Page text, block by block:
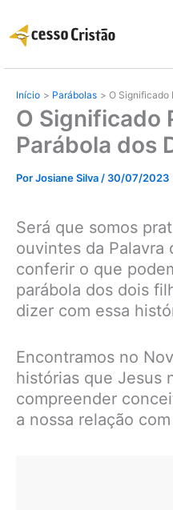
para
conteúdo
Início Parábolas O Significado
O Significado
Parábola dos
PorJosiane Silva / 30/07/2023
Será que somos
ouvintes da Palavra
conferir o que
parábola dos dois
dizer com essa
Encontramos no
histórias que Jesus
compreender
a nossa relação